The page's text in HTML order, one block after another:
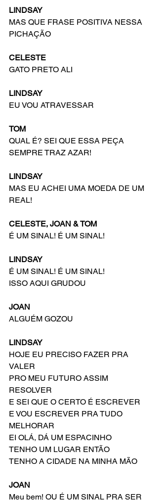
LINDSAY
MAS QUE FRASE POSITIVA NESSA
PICHAÇÃO
CELESTE
GATO PRETO ALI
LINDSAY
EU VOU ATRAVESSAR
TOM
QUAL É? SEI QUE ESSA PEÇA
SEMPRE TRAZ AZAR!
LINDSAY
MAS EU ACHEI UMA MOEDA DE UM
REAL!
CELESTE, JOAN & TOM
É UM SINAL! É UM SINAL!
LINDSAY
É UM SINAL! É UM SINAL!
ISSO AQUI GRUDOU
JOAN
ALGUÉM GOZOU
LINDSAY
HOJE EU PRECISO FAZER PRA
VALER
PRO MEU FUTURO ASSIM
RESOLVER
E SEI QUE O CERTO É ESCREVER
E VOU ESCREVER PRA TUDO
MELHORAR
EI OLÁ, DÁ UM ESPACINHO
TENHO UM LUGAR ENTÃO
TENHO A CIDADE NA MINHA MÃO
JOAN
Meu bem! OU É UM SINAL PRA SER